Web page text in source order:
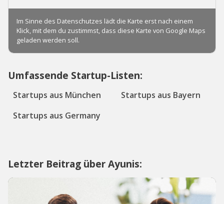
Umfassende Startup-Listen:
Startups aus München
Startups aus Bayern
Startups aus Germany
Letzter Beitrag über Ayunis: